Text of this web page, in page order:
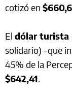
cotizó en
El dólar turista
solidario) -que
45% de la
$642,41.